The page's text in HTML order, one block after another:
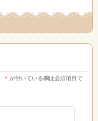
* が付いている欄は必須項目で